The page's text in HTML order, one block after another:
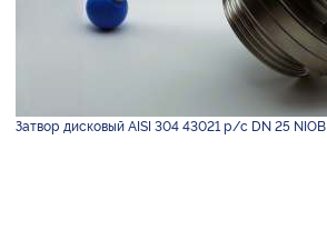
Затвор дисковый AISI 304 43021 р/с DN 25 NIOB